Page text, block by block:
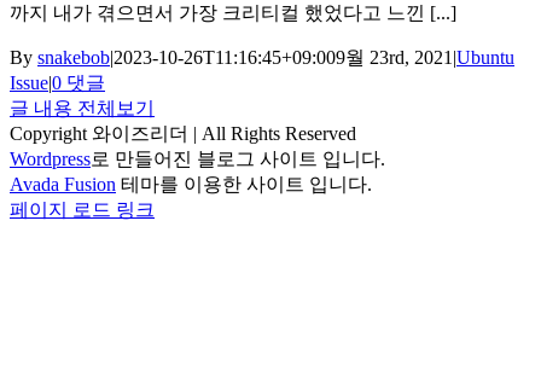
까지 내가 겪으면서 가장 크리티컬 했었다고 느낀 [...]
By snakebob|2023-10-26T11:16:45+09:009월 23rd, 2021 |Ubuntu
Issue|0 댓글
글 내용 전체보기
Copyright 와이즈리더 | All Rights Reserved
Wordpress로 만들어진 블로그 사이트 입니다.
Avada Fusion 테마를 이용한 사이트 입니다.
Facebook
X
Instagram
Pinterest
페이지 로드 링크